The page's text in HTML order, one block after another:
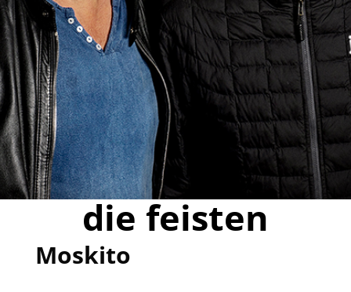
die feisten
Moskito